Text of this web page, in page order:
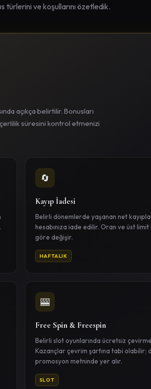
türlerini ve koşullarını özetledik.
açıkça belirtilir. Bonusları
süresini kontrol etmenizi
🔄
Kayıp İadesi
Belirli dönemlerde yaşanan net
hesabınıza iade edilir. Oran ve üst
göre değişir.
HAFTALIK
🎰
Free Spin & Freespin
Belirli slot oyunlarında ücretsiz çevirme
Kazançlar çevrim şartına tabi olabilir;
promosyon metninde yer alır.
SLOT